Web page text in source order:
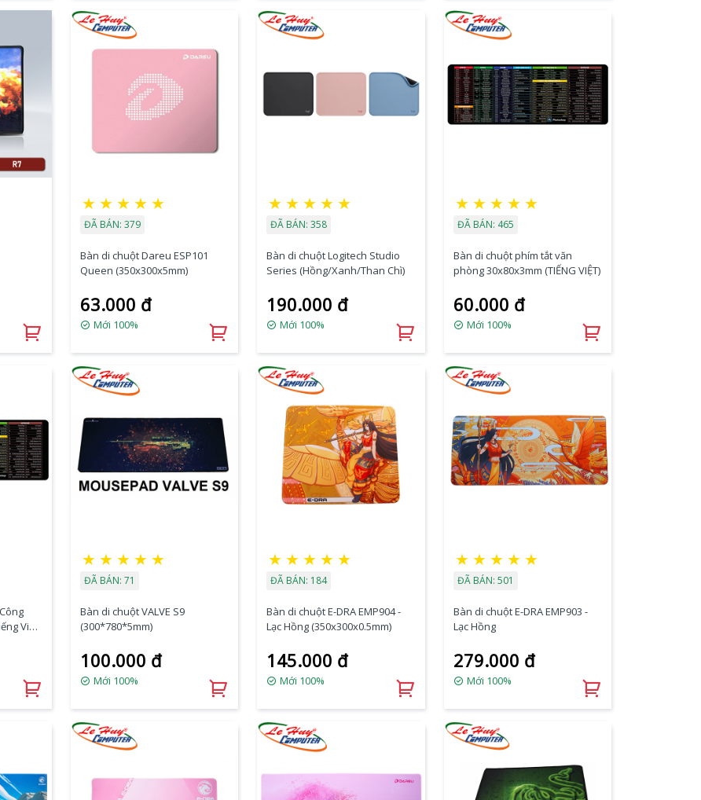
★ ★ ★ ★ ★
ĐÃ BÁN: 379
Bàn di chuột Dareu ESP101
Queen (350x300x5mm)
63.000 đ
Mới 100%
★ ★ ★ ★ ★
ĐÃ BÁN: 358
Bàn di chuột Logitech Studio
Series (Hồng/Xanh/Than Chì)
190.000 đ
Mới 100%
★ ★ ★ ★ ★
ĐÃ BÁN: 465
Bàn di chuột phím tắt văn
phòng 30x80x3mm (TIẾNG VIỆT)
60.000 đ
Mới 100%
Việt
★ ★ ★ ★ ★
ĐÃ BÁN: 71
Bàn di chuột VALVE S9
(300*780*5mm)
100.000 đ
Mới 100%
★ ★ ★ ★ ★
ĐÃ BÁN: 184
Bàn di chuột E-DRA EMP904 -
Lạc Hồng (350x300x0.5mm)
145.000 đ
Mới 100%
★ ★ ★ ★ ★
ĐÃ BÁN: 501
Bàn di chuột E-DRA EMP903 -
Lạc Hồng
279.000 đ
Mới 100%